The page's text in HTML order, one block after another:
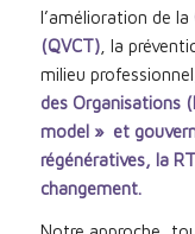
l’amélioration de la
(QVCT), la
milieu
des Organisations
model » et
régénératives, la
changement.